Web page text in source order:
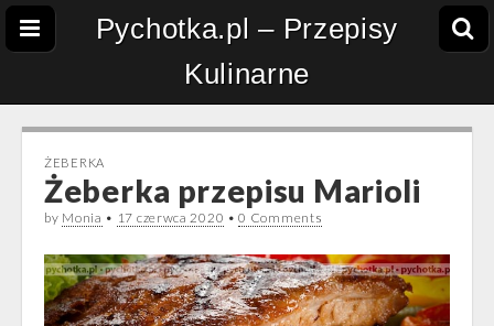
Pychotka.pl – Przepisy
Kulinarne
ŻEBERKA
Żeberka przepisu Marioli
by Monia • 17 czerwca 2020 •0 Comments